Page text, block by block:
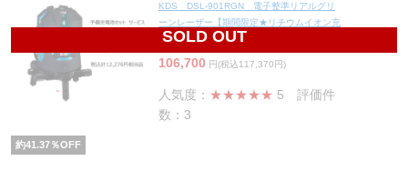
SOLD OUT
KDS DSL-901RGN 電子整準リアルグリ
ーンレーザー【期間限定★リチウムイオン充
電池&充電器セット品】
106,700 円(税込117,370円)
人気度： ★★★★★ 5 評価件
数：3
約41.37％OFF